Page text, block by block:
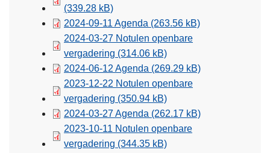
(339.28 kB)
2024-09-11 Agenda (263.56 kB)
2024-03-27 Notulen openbare
vergadering (314.06 kB)
2024-06-12 Agenda (269.29 kB)
2023-12-22 Notulen openbare
vergadering (350.94 kB)
2024-03-27 Agenda (262.17 kB)
2023-10-11 Notulen openbare
vergadering (344.35 kB)